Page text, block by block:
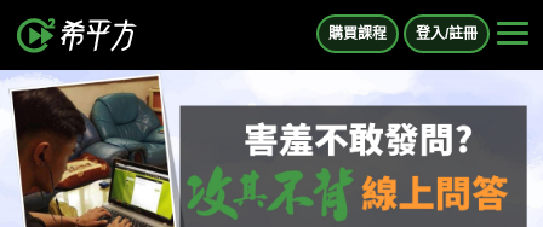
購買課程 登入/註冊